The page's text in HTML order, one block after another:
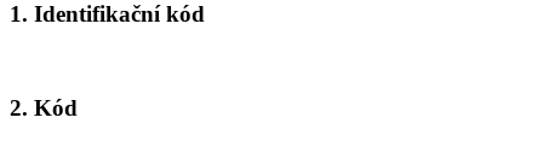
1. Identifikační kód
2. Kód